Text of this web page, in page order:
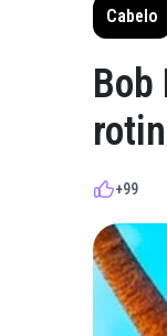
Cabelo
Bob
+99